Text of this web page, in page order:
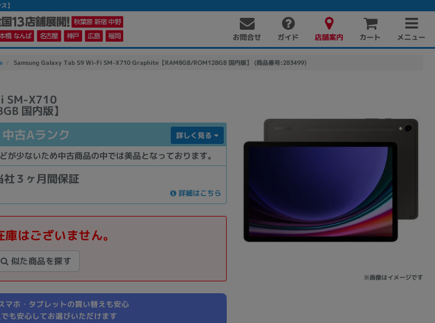
】
お問合せ ガイド 店舗案内 カート メニュー
Samsung Galaxy Tab S9 Wi-Fi SM-X710 Graphite【RAM8GB/ROM128GB 国内版】 (商品番号:283499)
SM-X710
国内版】
※画像はイメージです
中古Aランク
少ないため中古商品の中では美品となっております。
詳しく見る
社３ヶ月間保証
詳細はこちら
はございません。
似た商品を探す
マホ・タブレットの買い替えも安心
も安心してお選びいただけます
に切り替える
テゴリー
品ジャンルの絞り込み
ノートPC デスクPC
メーカー
Apple SONY TOSHIBA Panasonic FUJITSU
Asus HP